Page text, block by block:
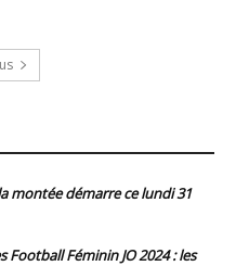
montée démarre ce lundi 31
Football Féminin JO 2024 : les